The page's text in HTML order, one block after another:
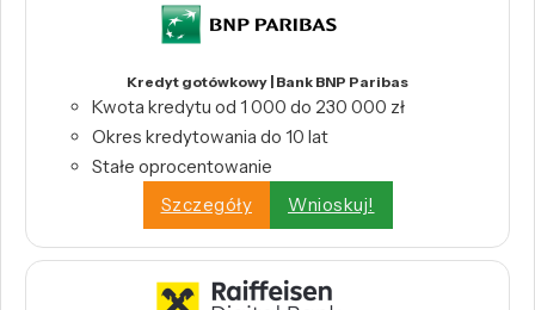
Kredyt gotówkowy | Bank BNP Paribas
Kwota kredytu od 1 000 do 230 000 zł
Okres kredytowania do 10 lat
Stałe oprocentowanie
Szczegóły
Wnioskuj!